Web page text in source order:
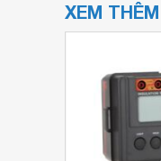
XEM